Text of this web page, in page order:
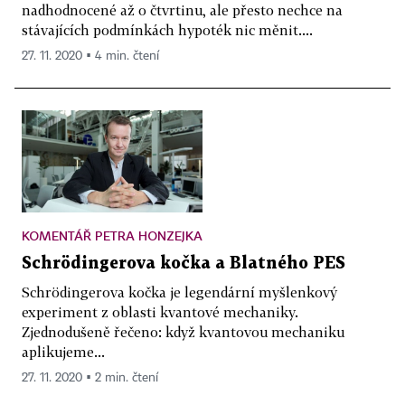
nadhodnocené až o čtvrtinu, ale přesto nechce na
stávajících podmínkách hypoték nic měnit....
27. 11. 2020 ▪ 4 min. čtení
KOMENTÁŘ PETRA HONZEJKA
Schrödingerova kočka a Blatného PES
Schrödingerova kočka je legendární myšlenkový
experiment z oblasti kvantové mechaniky.
Zjednodušeně řečeno: když kvantovou mechaniku
aplikujeme...
27. 11. 2020 ▪ 2 min. čtení